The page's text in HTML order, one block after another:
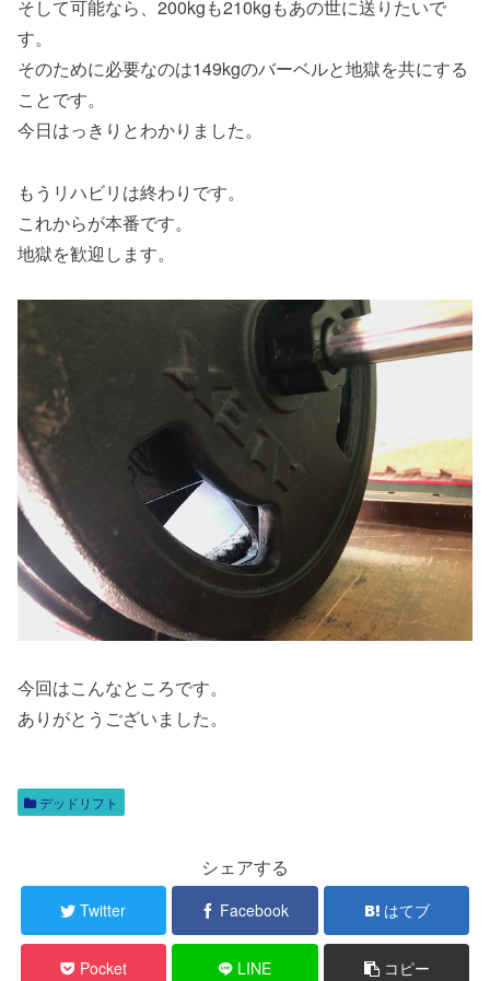
そして可能なら、200kgも210kgもあの世に送りたいで
す。
そのために必要なのは149kgのバーベルと地獄を共にする
ことです。
今日はっきりとわかりました。
もうリハビリは終わりです。
これからが本番です。
地獄を歓迎します。
今回はこんなところです。
ありがとうございました。
デッドリフト
シェアする
Twitter Facebook はてブ
Pocket LINE コピー